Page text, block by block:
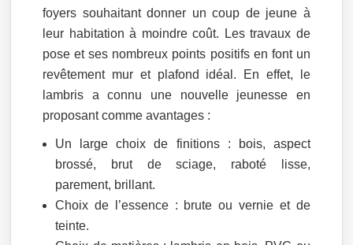
foyers souhaitant donner un coup de jeune à
leur habitation à moindre coût. Les travaux de
pose et ses nombreux points positifs en font un
revêtement mur et plafond idéal. En effet, le
lambris a connu une nouvelle jeunesse en
proposant comme avantages :
Un large choix de finitions : bois, aspect
brossé, brut de sciage, raboté lisse,
parement, brillant.
Choix de l’essence : brute ou vernie et de
teinte.